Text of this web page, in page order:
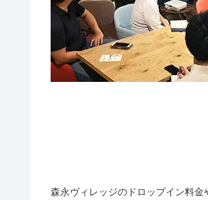
森永ヴィレッジのドロップイン料金